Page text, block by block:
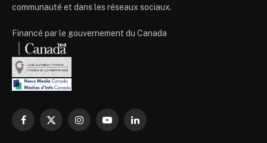
communauté et dans les réseaux sociaux.
Financé par le gouvernement du Canada
Facebook
X
InstagramYouTubeLinkedIn